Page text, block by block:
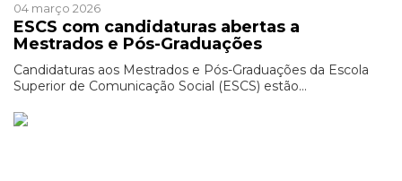
04 março 2026
ESCS com candidaturas abertas a
Mestrados e Pós-Graduações
Candidaturas aos Mestrados e Pós-Graduações da Escola
Superior de Comunicação Social (ESCS) estão...